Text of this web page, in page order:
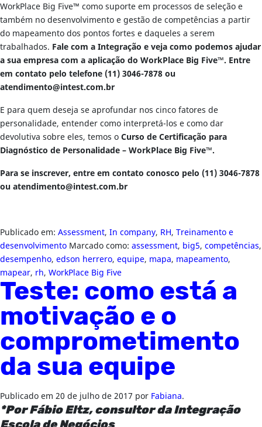
WorkPlace Big Five™ como suporte em processos de seleção e
também no desenvolvimento e gestão de competências a partir
do mapeamento dos pontos fortes e daqueles a serem
trabalhados. Fale com a Integração e veja como podemos ajudar
a sua empresa com a aplicação do WorkPlace Big Five™. Entre
em contato pelo telefone (11) 3046-7878 ou
atendimento@intest.com.br
E para quem deseja se aprofundar nos cinco fatores de
personalidade, entender como interpretá-los e como dar
devolutiva sobre eles, temos oCurso de Certificação para
Diagnóstico de Personalidade – WorkPlace Big Five™.
Para se inscrever, entre em contato conosco pelo (11) 3046-7878
ouatendimento@intest.com.br
Publicado em: Assessment, In company, RH, Treinamento e
desenvolvimento Marcado como: assessment, big5, competências,
desempenho, edson herrero, equipe, mapa, mapeamento,
mapear, rh, WorkPlace Big Five
Teste: como está a
motivação e o
comprometimento
da sua equipe
Publicado em 20 de julho de 2017 por Fabiana.
*Por Fábio Eltz, consultor da Integração
Escola de Negócios